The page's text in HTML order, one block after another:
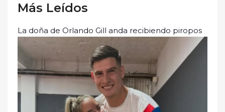
Más Leídos
La doña de Orlando Gill anda recibiendo piropos